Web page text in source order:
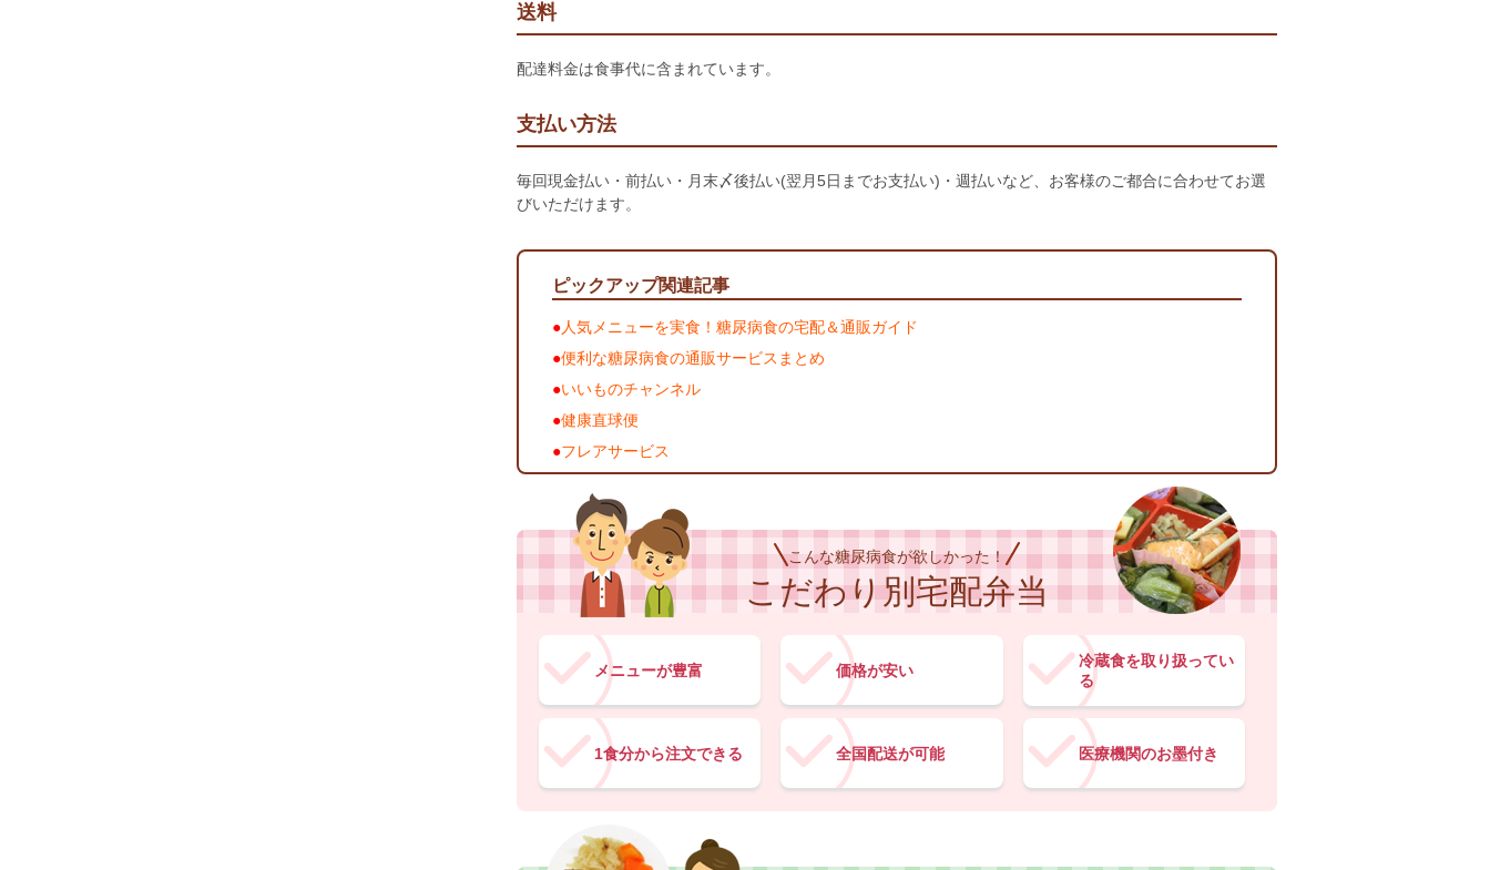
送料
配達料金は食事代に含まれています。
支払い方法
毎回現金払い・前払い・月末〆後払い(翌月5日までお支払い)・週払いなど、お客様のご都合に合わせてお選
びいただけます。
ピックアップ関連記事
人気メニューを実食！糖尿病食の宅配＆通販ガイド
便利な糖尿病食の通販サービスまとめ
いいものチャンネル
健康直球便
フレアサービス
こんな糖尿病食が欲しかった！
こだわり別宅配弁当
メニューが豊富 価格が安い
冷蔵食を取り扱ってい
る
1食分から注文できる 全国配送が可能 医療機関のお墨付き